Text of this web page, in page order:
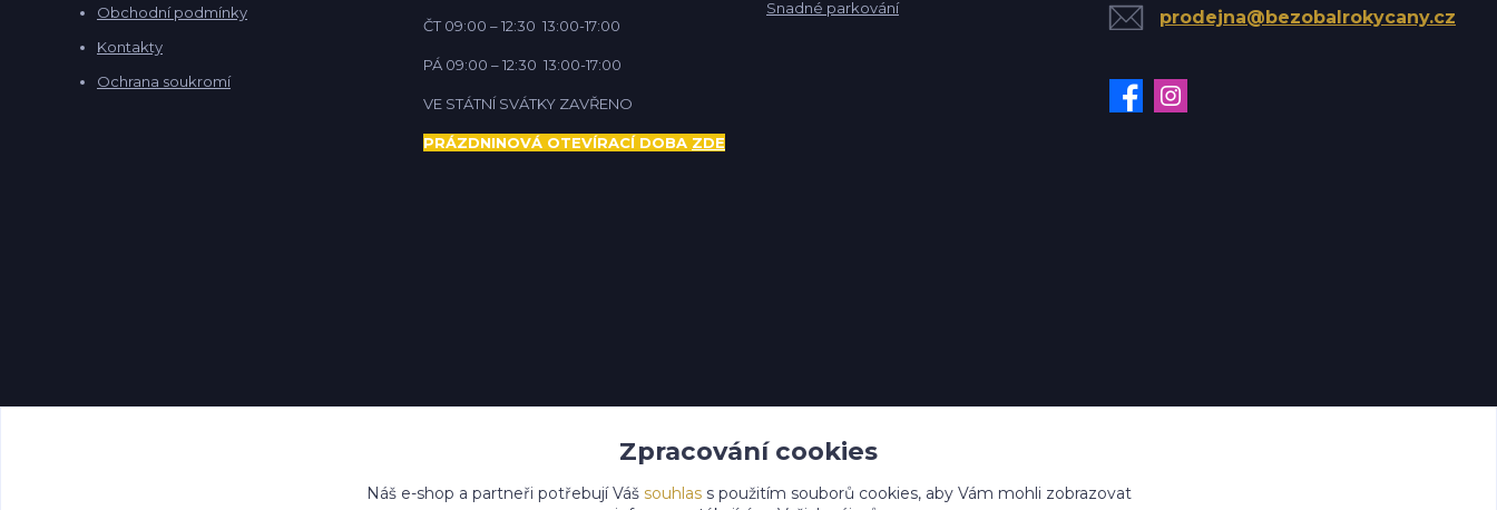
Obchodní podmínky
Kontakty
Ochrana soukromí
ČT 09:00 – 12:30 13:00-17:00
PÁ 09:00 – 12:30 13:00-17:00
VE STÁTNÍ SVÁTKY ZAVŘENO
PRÁZDNINOVÁ OTEVÍRACÍ DOBA ZDE
Snadné parkování prodejna@bezobalrokycany.cz
Zpracování cookies
Náš e-shop a partneři potřebují Váš souhlass použitím souborů cookies, aby Vám mohli zobrazovat